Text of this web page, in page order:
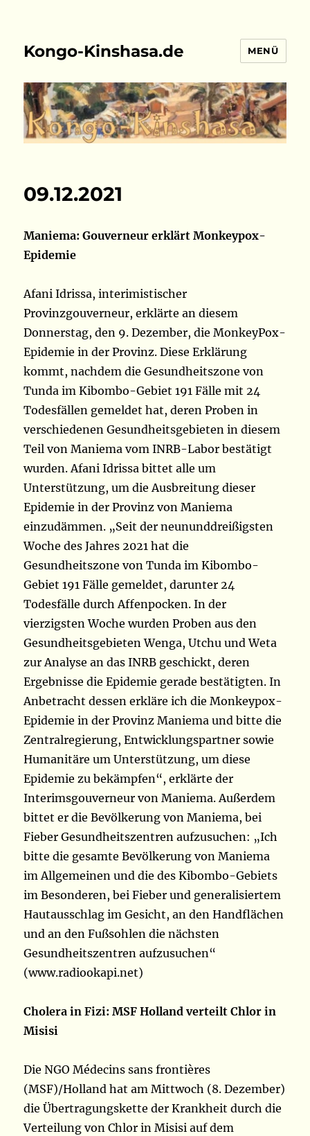
Kongo-Kinshasa.de MENÜ
09.12.2021
Maniema: Gouverneur erklärt Monkeypox-
Epidemie
Afani Idrissa, interimistischer
Provinzgouverneur, erklärte an diesem
Donnerstag, den 9. Dezember, die MonkeyPox-
Epidemie in der Provinz. Diese Erklärung
kommt, nachdem die Gesundheitszone von
Tunda im Kibombo-Gebiet 191 Fälle mit 24
Todesfällen gemeldet hat, deren Proben in
verschiedenen Gesundheitsgebieten in diesem
Teil von Maniema vom INRB-Labor bestätigt
wurden. Afani Idrissa bittet alle um
Unterstützung, um die Ausbreitung dieser
Epidemie in der Provinz von Maniema
einzudämmen. „Seit der neununddreißigsten
Woche des Jahres 2021 hat die
Gesundheitszone von Tunda im Kibombo-
Gebiet 191 Fälle gemeldet, darunter 24
Todesfälle durch Affenpocken. In der
vierzigsten Woche wurden Proben aus den
Gesundheitsgebieten Wenga, Utchu und Weta
zur Analyse an das INRB geschickt, deren
Ergebnisse die Epidemie gerade bestätigten. In
Anbetracht dessen erkläre ich die Monkeypox-
Epidemie in der Provinz Maniema und bitte die
Zentralregierung, Entwicklungspartner sowie
Humanitäre um Unterstützung, um diese
Epidemie zu bekämpfen“, erklärte der
Interimsgouverneur von Maniema. Außerdem
bittet er die Bevölkerung von Maniema, bei
Fieber Gesundheitszentren aufzusuchen: „Ich
bitte die gesamte Bevölkerung von Maniema
im Allgemeinen und die des Kibombo-Gebiets
im Besonderen, bei Fieber und generalisiertem
Hautausschlag im Gesicht, an den Handflächen
und an den Fußsohlen die nächsten
Gesundheitszentren aufzusuchen“
(www.radiookapi.net)
Cholera in Fizi: MSF Holland verteilt Chlor in
Misisi
Die NGO Médecins sans frontières
(MSF)/Holland hat am Mittwoch (8. Dezember)
die Übertragungskette der Krankheit durch die
Verteilung von Chlor in Misisi auf dem